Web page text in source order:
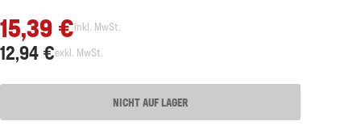
15,39 €inkl. MwSt.
12,94 €exkl. MwSt.
NICHT AUF LAGER